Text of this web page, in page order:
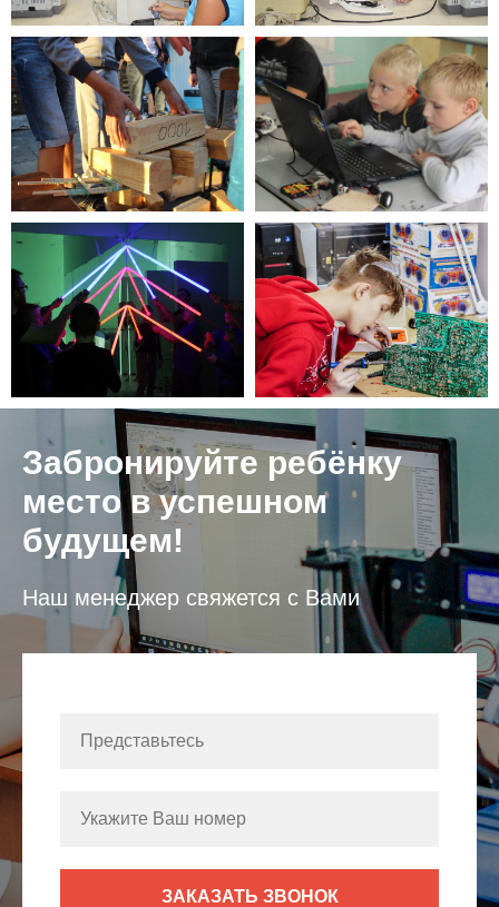
Забронируйте ребёнку
место в успешном
будущем!
Наш менеджер свяжется с Вами
ЗАКАЗАТЬ ЗВОНОК